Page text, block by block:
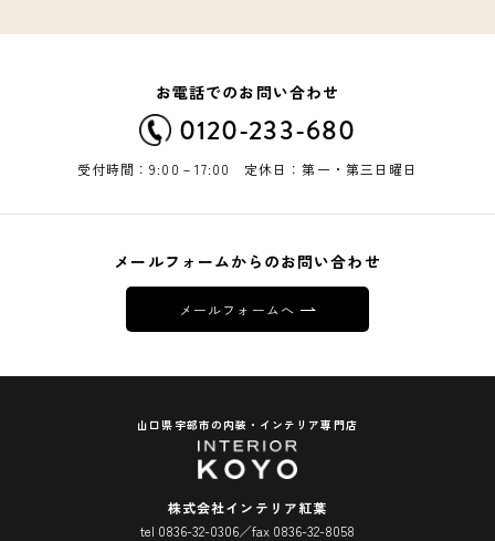
お電話でのお問い合わせ
0120-233-680
受付時間：9:00－17:00 定休日：第一・第三日曜日
メールフォームからのお問い合わせ
メールフォームへ
山口県宇部市の内装・インテリア専門店
株式会社インテリア紅葉
tel 0836-32-0306／fax 0836-32-8058